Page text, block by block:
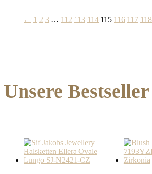
← 1 2 3 … 112 113 114 115 116 117 118
Unsere Bestseller